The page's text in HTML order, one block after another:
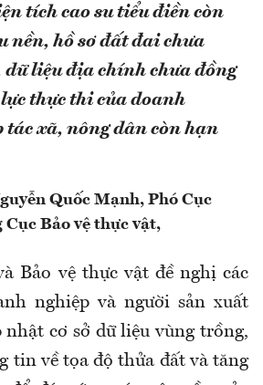
tích cao su tiểu điền còn
nền, hồ sơ đất đai chưa
liệu địa chính chưa đồng
thực thi của doanh
tác xã, nông dân còn hạn
Quốc Mạnh, Phó Cục
Bảo vệ thực vật,
Bảo vệ thực vật đề nghị các
nghiệp và người sản xuất
cơ sở dữ liệu vùng trồng,
tin về tọa độ thửa đất và tăng